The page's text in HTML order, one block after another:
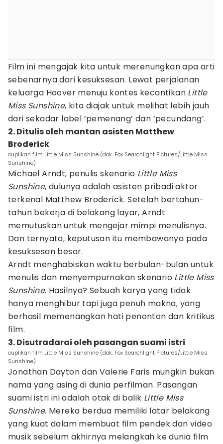
Film ini mengajak kita untuk merenungkan apa arti
sebenarnya dari kesuksesan. Lewat perjalanan
keluarga Hoover menuju kontes kecantikan Little
Miss Sunshine, kita diajak untuk melihat lebih jauh
dari sekadar label ‘pemenang’ dan ‘pecundang’.
2. Ditulis oleh mantan asisten Matthew
Broderick
cuplikan film Little Miss Sunshine (dok. Fox Searchlight Pictures/Little Miss
Sunshine)
Michael Arndt, penulis skenario Little Miss
Sunshine, dulunya adalah asisten pribadi aktor
terkenal Matthew Broderick. Setelah bertahun-
tahun bekerja di belakang layar, Arndt
memutuskan untuk mengejar mimpi menulisnya.
Dan ternyata, keputusan itu membawanya pada
kesuksesan besar.
Arndt menghabiskan waktu berbulan-bulan untuk
menulis dan menyempurnakan skenario Little Miss
Sunshine. Hasilnya? Sebuah karya yang tidak
hanya menghibur tapi juga penuh makna, yang
berhasil memenangkan hati penonton dan kritikus
film.
3. Disutradarai oleh pasangan suami istri
cuplikan film Little Miss Sunshine (dok. Fox Searchlight Pictures/Little Miss
Sunshine)
Jonathan Dayton dan Valerie Faris mungkin bukan
nama yang asing di dunia perfilman. Pasangan
suami istri ini adalah otak di balik Little Miss
Sunshine. Mereka berdua memiliki latar belakang
yang kuat dalam membuat film pendek dan video
musik sebelum akhirnya melangkah ke dunia film